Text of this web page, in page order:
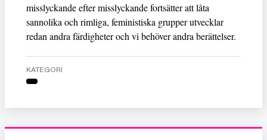
misslyckande efter misslyckande fortsätter att låta
sannolika och rimliga, feministiska grupper utvecklar
redan andra färdigheter och vi behöver andra berättelser.
KATEGORI